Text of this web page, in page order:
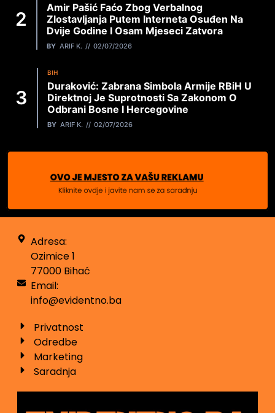
Amir Pašić Faćo Zbog Verbalnog
Zlostavljanja Putem Interneta Osuđen Na
Dvije Godine I Osam Mjeseci Zatvora
BY ARIF K. 02/07/2026
BIH
Duraković: Zabrana Simbola Armije RBiH U
Direktnoj Je Suprotnosti Sa Zakonom O
Odbrani Bosne I Hercegovine
BY ARIF K. 02/07/2026
Adresa:
Ozimice 1
77000 Bihać
Email:
info@evidentno.ba
Privatnost
Odredbe
Marketing
Saradnja